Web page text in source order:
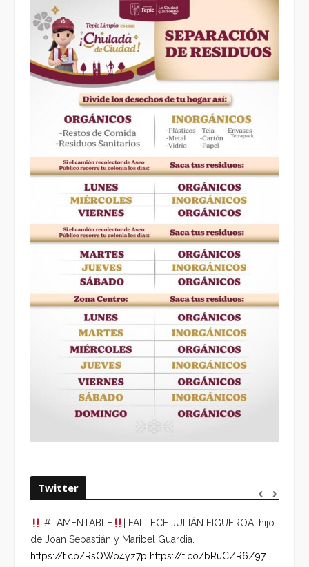
Twitter
#LAMENTABLE
| FALLECE JULIÁN FIGUEROA, hijo
de Joan Sebastián y Maribel Guardia.
https://t.co/RsQWo4yz7p https://t.co/bRuCZR6Z97